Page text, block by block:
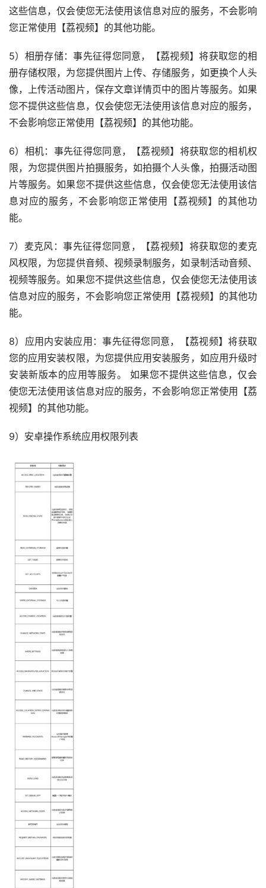
这些信息，仅会使您无法使用该信息对应的服务，不会影响
您正常使用【荔视频】的其他功能。
5）相册存储：事先征得您同意，【荔视频】将获取您的相
册存储权限，为您提供图片上传、存储服务，如更换个人头
像，上传活动图片，保存文章详情页中的图片等服务。如果
您不提供这些信息，仅会使您无法使用该信息对应的服务，
不会影响您正常使用【荔视频】的其他功能。
6）相机：事先征得您同意，【荔视频】将获取您的相机权
限，为您提供图片拍摄服务，如拍摄个人头像，拍摄活动图
片等服务。如果您不提供这些信息，仅会使您无法使用该信
息对应的服务，不会影响您正常使用【荔视频】的其他功
能。
7）麦克风：事先征得您同意，【荔视频】将获取您的麦克
风权限，为您提供音频、视频录制服务，如录制活动音频、
视频等服务。如果您不提供这些信息，仅会使您无法使用该
信息对应的服务，不会影响您正常使用【荔视频】的其他功
能。
8）应用内安装应用：事先征得您同意，【荔视频】将获取
您的应用安装权限，为您提供应用安装服务，如应用升级时
安装新版本的应用等服务。 如果您不提供这些信息，仅会
使您无法使用该信息对应的服务，不会影响您正常使用【荔
视频】的其他功能。
9）安卓操作系统应用权限列表